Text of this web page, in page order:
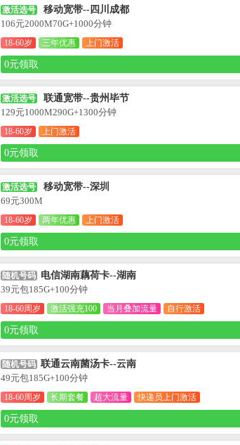
激活选号
移动宽带--四川成都
106元2000M70G+1000分钟
18-60岁 三年优惠 上门激活
0元领取
激活选号
联通宽带--贵州毕节
129元1000M290G+1300分钟
18-60岁 上门激活
0元领取
激活选号
移动宽带--深圳
69元300M
18-60岁 两年优惠 上门激活
0元领取
随机号码 电信湖南藕荷卡--湖南
39元包185G+100分钟
18-60周岁 激活强充100 当月叠加流量 自行激活
0元领取
随机号码 联通云南菌汤卡--云南
49元包185G+100分钟
18-60周岁 长期套餐 超大流量 快递员上门激活
0元领取